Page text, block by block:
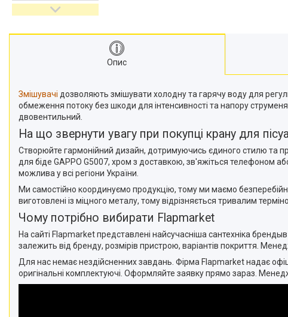
Пакувальні сантехнічні
Опис
Змішувачі дозволяють змішувати холодну та гарячу воду для
обмеження потоку без шкоди для інтенсивності та напору
двовентильний.
На що звернути увагу при покупці крану для
Створюйте гармонійний дизайн, дотримуючись єдиного стилю та
для біде GAPPO G5007, хром з доставкою, зв'яжіться телефоном
можлива у всі регіони України.
Ми самостійно координуємо продукцію, тому ми маємо
виготовлені із міцного металу, тому відрізняється тривалим
Чому потрібно вибирати Flapmarket
На сайті Flapmarket представлені найсучасніша сантехніка
залежить від бренду, розмірів пристрою, варіантів покриття.
Для нас немає нездійсненних завдань. Фірма Flapmarket надає
оригінальні комплектуючі. Оформляйте заявку прямо зараз.